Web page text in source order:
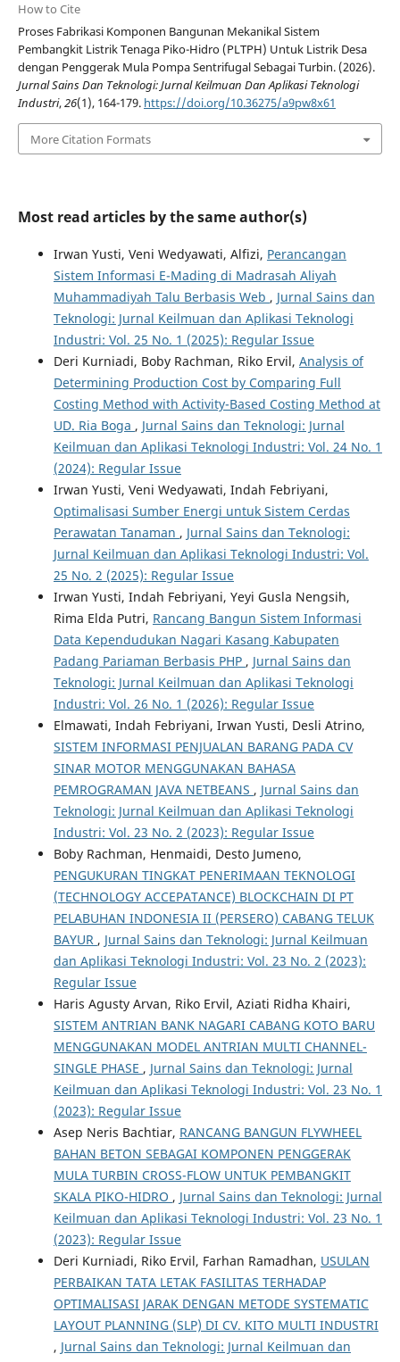
How to Cite
Proses Fabrikasi Komponen Bangunan Mekanikal Sistem
Pembangkit Listrik Tenaga Piko-Hidro (PLTPH) Untuk Listrik Desa
dengan Penggerak Mula Pompa Sentrifugal Sebagai Turbin. (2026).
Jurnal Sains Dan Teknologi: Jurnal Keilmuan Dan Aplikasi Teknologi
Industri,26(1), 164-179. https://doi.org/10.36275/a9pw8x61
More Citation Formats
Most read articles by the same author(s)
Irwan Yusti, Veni Wedyawati, Alfizi, Perancangan
Sistem Informasi E-Mading di Madrasah Aliyah
Muhammadiyah Talu Berbasis Web , Jurnal Sains dan
Teknologi: Jurnal Keilmuan dan Aplikasi Teknologi
Industri: Vol. 25 No. 1 (2025): Regular Issue
Deri Kurniadi, Boby Rachman, Riko Ervil, Analysis of
Determining Production Cost by Comparing Full
Costing Method with Activity-Based Costing Method at
UD. Ria Boga , Jurnal Sains dan Teknologi: Jurnal
Keilmuan dan Aplikasi Teknologi Industri: Vol. 24 No. 1
(2024): Regular Issue
Irwan Yusti, Veni Wedyawati, Indah Febriyani,
Optimalisasi Sumber Energi untuk Sistem Cerdas
Perawatan Tanaman , Jurnal Sains dan Teknologi:
Jurnal Keilmuan dan Aplikasi Teknologi Industri: Vol.
25 No. 2 (2025): Regular Issue
Irwan Yusti, Indah Febriyani, Yeyi Gusla Nengsih,
Rima Elda Putri, Rancang Bangun Sistem Informasi
Data Kependudukan Nagari Kasang Kabupaten
Padang Pariaman Berbasis PHP , Jurnal Sains dan
Teknologi: Jurnal Keilmuan dan Aplikasi Teknologi
Industri: Vol. 26 No. 1 (2026): Regular Issue
Elmawati, Indah Febriyani, Irwan Yusti, Desli Atrino,
SISTEM INFORMASI PENJUALAN BARANG PADA CV
SINAR MOTOR MENGGUNAKAN BAHASA
PEMROGRAMAN JAVA NETBEANS , Jurnal Sains dan
Teknologi: Jurnal Keilmuan dan Aplikasi Teknologi
Industri: Vol. 23 No. 2 (2023): Regular Issue
Boby Rachman, Henmaidi, Desto Jumeno,
PENGUKURAN TINGKAT PENERIMAAN TEKNOLOGI
(TECHNOLOGY ACCEPATANCE) BLOCKCHAIN DI PT
PELABUHAN INDONESIA II (PERSERO) CABANG TELUK
BAYUR , Jurnal Sains dan Teknologi: Jurnal Keilmuan
dan Aplikasi Teknologi Industri: Vol. 23 No. 2 (2023):
Regular Issue
Haris Agusty Arvan, Riko Ervil, Aziati Ridha Khairi,
SISTEM ANTRIAN BANK NAGARI CABANG KOTO BARU
MENGGUNAKAN MODEL ANTRIAN MULTI CHANNEL-
SINGLE PHASE , Jurnal Sains dan Teknologi: Jurnal
Keilmuan dan Aplikasi Teknologi Industri: Vol. 23 No. 1
(2023): Regular Issue
Asep Neris Bachtiar, RANCANG BANGUN FLYWHEEL
BAHAN BETON SEBAGAI KOMPONEN PENGGERAK
MULA TURBIN CROSS-FLOW UNTUK PEMBANGKIT
SKALA PIKO-HIDRO , Jurnal Sains dan Teknologi: Jurnal
Keilmuan dan Aplikasi Teknologi Industri: Vol. 23 No. 1
(2023): Regular Issue
Deri Kurniadi, Riko Ervil, Farhan Ramadhan, USULAN
PERBAIKAN TATA LETAK FASILITAS TERHADAP
OPTIMALISASI JARAK DENGAN METODE SYSTEMATIC
LAYOUT PLANNING (SLP) DI CV. KITO MULTI INDUSTRI
, Jurnal Sains dan Teknologi: Jurnal Keilmuan dan